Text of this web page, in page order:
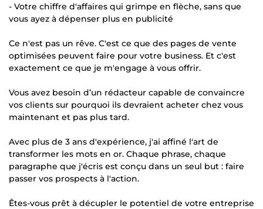
- Votre chiffre d'affaires qui grimpe en flèche, sans que
vous ayez à dépenser plus en publicité
Ce n'est pas un rêve. C'est ce que des pages de vente
optimisées peuvent faire pour votre business. Et c'est
exactement ce que je m'engage à vous offrir.
Vous avez besoin d’un rédacteur capable de convaincre
vos clients sur pourquoi ils devraient acheter chez vous
maintenant et pas plus tard.
Avec plus de 3 ans d'expérience, j'ai affiné l'art de
transformer les mots en or. Chaque phrase, chaque
paragraphe que j'écris est conçu dans un seul but : faire
passer vos prospects à l'action.
Êtes-vous prêt à décupler le potentiel de votre entreprise